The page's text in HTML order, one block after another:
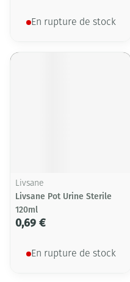
En rupture de stock
Livsane
Livsane Pot Urine Sterile
120ml
0,69 €
En rupture de stock